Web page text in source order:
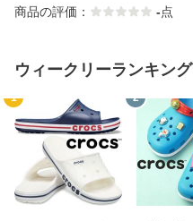
商品の評価： -点
ウィークリーランキング
1 2